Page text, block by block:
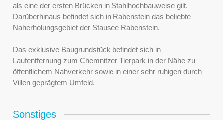
als eine der ersten Brücken in Stahlhochbauweise gilt.
Darüberhinaus befindet sich in Rabenstein das beliebte
Naherholungsgebiet der Stausee Rabenstein.
Das exklusive Baugrundstück befindet sich in
Laufentfernung zum Chemnitzer Tierpark in der Nähe zu
öffentlichem Nahverkehr sowie in einer sehr ruhigen durch
Villen geprägtem Umfeld.
Sonstiges